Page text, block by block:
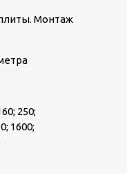
Монтаж
250;
1600;